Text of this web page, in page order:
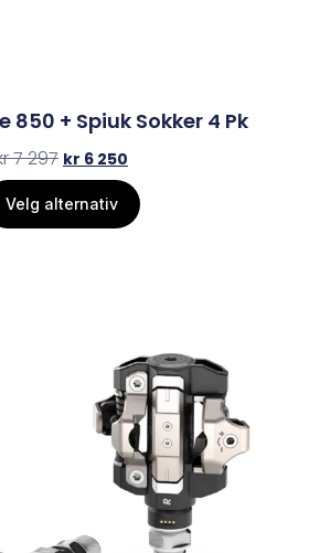
850 + Spiuk Sokker 4 Pk
7 297 kr 6 250
Velg alternativ